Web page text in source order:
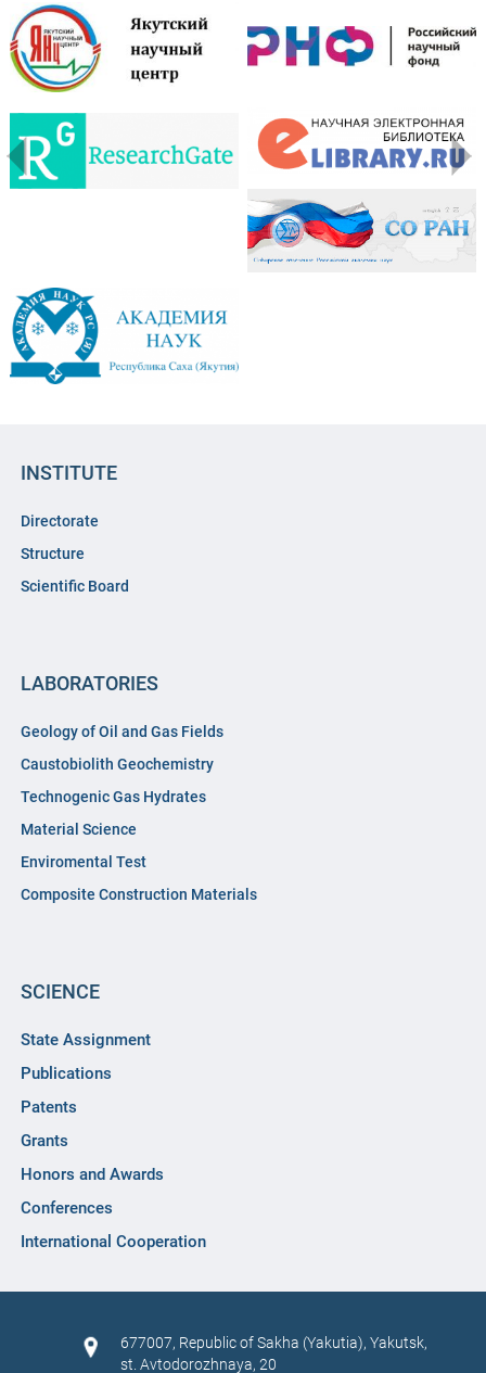
INSTITUTE
Directorate
Structure
Scientific Board
LABORATORIES
Geology of Oil and Gas Fields
Caustobiolith Geochemistry
Technogenic Gas Hydrates
Material Science
Enviromental Test
Composite Construction Materials
SCIENCE
State Assignment
Publications
Patents
Grants
Honors and Awards
Conferences
International Cooperation
677007, Republic of Sakha (Yakutia), Yakutsk,
st. Avtodorozhnaya, 20